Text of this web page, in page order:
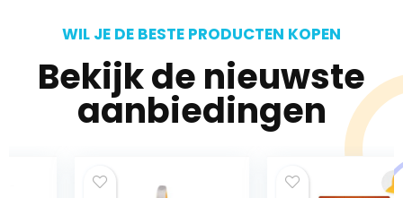
WIL JE DE BESTE PRODUCTEN KOPEN
Bekijk de nieuwste
aanbiedingen